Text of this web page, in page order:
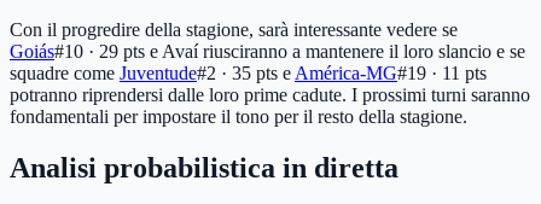
Con il progredire della stagione, sarà interessante vedere se
Goiás#10 · 29 pts e Avaí riusciranno a mantenere il loro slancio e se
squadre come Juventude#2 · 35 pts e América-MG#19 · 11 pts
potranno riprendersi dalle loro prime cadute. I prossimi turni saranno
fondamentali per impostare il tono per il resto della stagione.
Analisi probabilistica in diretta